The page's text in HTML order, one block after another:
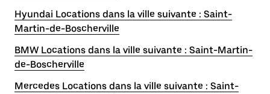
Hyundai Locations dans la ville suivante : Saint-
Martin-de-Boscherville
BMW Locations dans la ville suivante : Saint-Martin-
de-Boscherville
Mercedes Locations dans la ville suivante : Saint-